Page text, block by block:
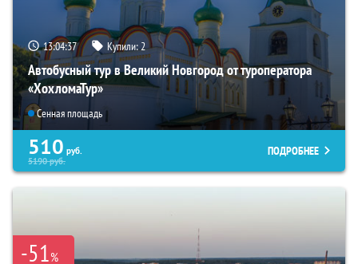
13:04:36 Купили:2
Автобусный тур в Великий Новгород от туроператора
«ХохломаТур»
Сенная площадь
510 руб.
5190руб.
ПОДРОБНЕЕ
-51%